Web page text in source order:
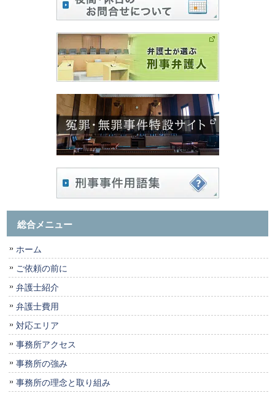
総合メニュー
ホーム
ご依頼の前に
弁護士紹介
弁護士費用
対応エリア
事務所アクセス
事務所の強み
事務所の理念と取り組み